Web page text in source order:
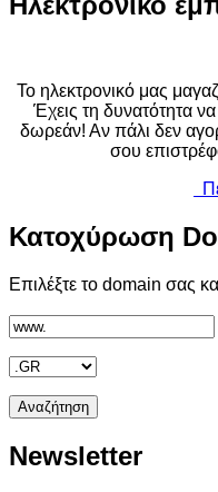
Το ηλεκτρονικό μας
Έχεις τη δυνατότητα
δωρεάν! Αν πάλι δεν
σου
Κατοχύρωση
Επιλέξτε το domain σας
Newsletter